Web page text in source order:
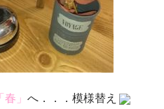
「春」 へ．．．模様替え